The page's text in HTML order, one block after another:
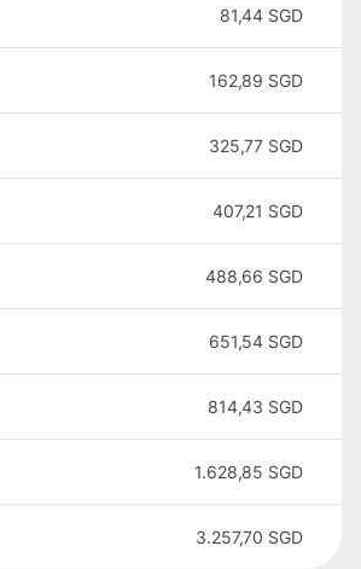
81,44 SGD
162,89 SGD
325,77 SGD
407,21 SGD
488,66 SGD
651,54 SGD
814,43 SGD
1.628,85 SGD
3.257,70 SGD